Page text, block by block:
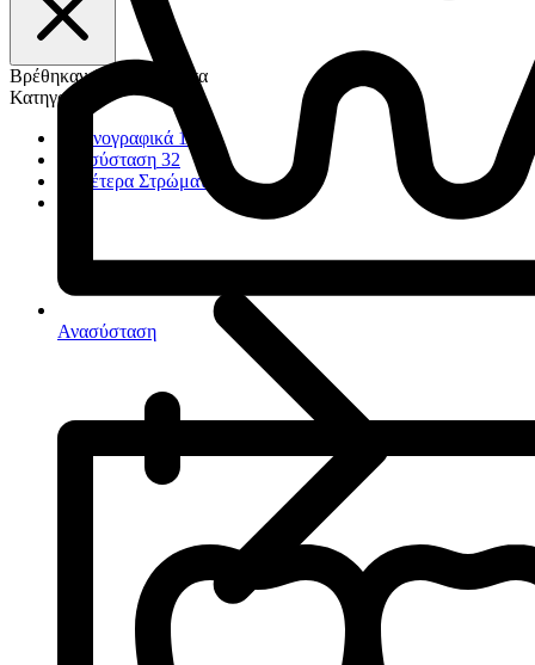
Ανασύσταση
Βρέθηκαν 1.260 προϊόντα
Κατηγορία
Ακτινογραφικά 17
Ανασύσταση 32
Ουδέτερα Στρώματα
23